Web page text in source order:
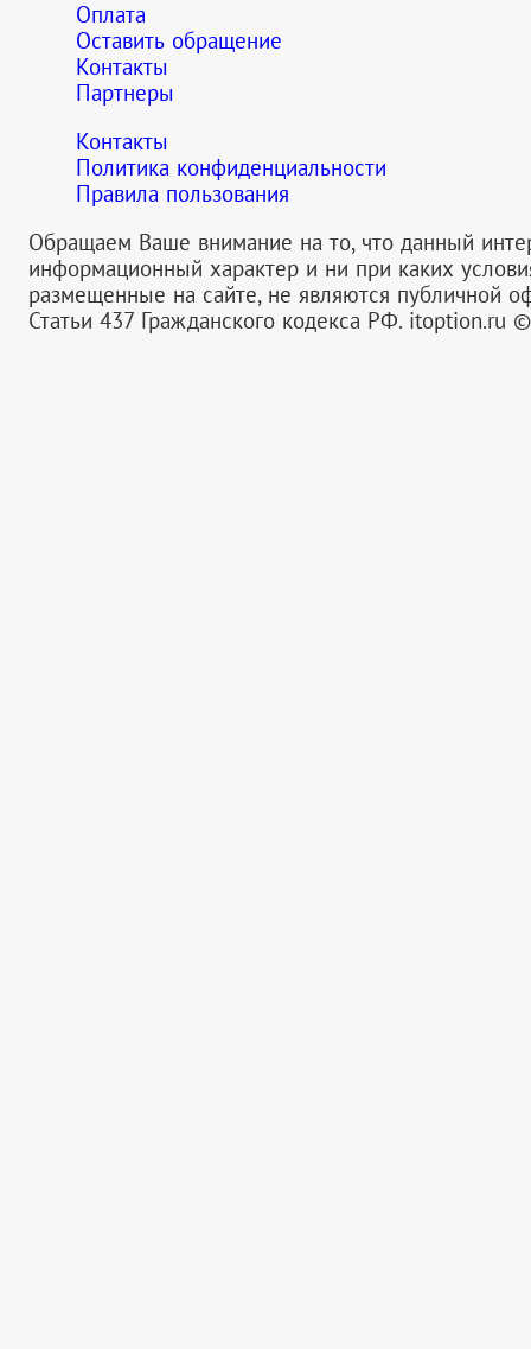
Оплата
Оставить обращение
Контакты
Партнеры
Контакты
Политика конфиденциальности
Правила пользования
Обращаем Ваше внимание на то, что данный
информационный характер и ни при каких
размещенные на сайте, не являются публичной
Статьи 437 Гражданского кодекса РФ. itoption.ru